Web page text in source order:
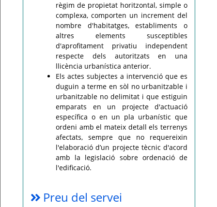
règim de propietat horitzontal, simple o
complexa, comporten un increment del
nombre d'habitatges, establiments o
altres elements susceptibles
d'aprofitament privatiu independent
respecte dels autoritzats en una
llicència urbanística anterior.
Els actes subjectes a intervenció que es
duguin a terme en sòl no urbanitzable i
urbanitzable no delimitat i que estiguin
emparats en un projecte d'actuació
específica o en un pla urbanístic que
ordeni amb el mateix detall els terrenys
afectats, sempre que no requereixin
l'elaboració d’un projecte tècnic d'acord
amb la legislació sobre ordenació de
l'edificació.
Preu del servei